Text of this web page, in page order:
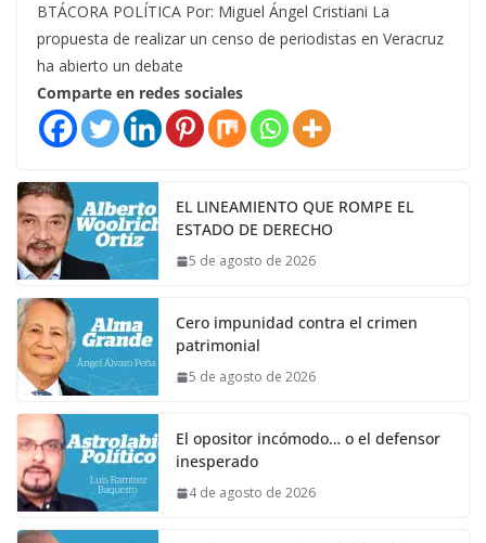
BTÁCORA POLÍTICA Por: Miguel Ángel Cristiani La
propuesta de realizar un censo de periodistas en Veracruz
ha abierto un debate
Comparte en redes sociales
EL LINEAMIENTO QUE ROMPE EL
ESTADO DE DERECHO
5 de agosto de 2026
Cero impunidad contra el crimen
patrimonial
5 de agosto de 2026
El opositor incómodo… o el defensor
inesperado
4 de agosto de 2026